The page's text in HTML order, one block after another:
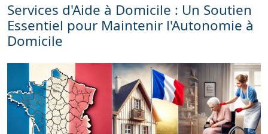
Services d'Aide à Domicile : Un Soutien
Essentiel pour Maintenir l'Autonomie à
Domicile